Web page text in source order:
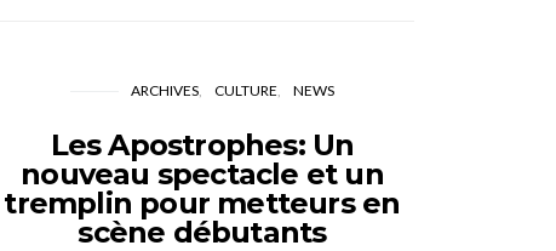
ARCHIVES CULTURE NEWS
Les Apostrophes: Un
nouveau spectacle et un
tremplin pour metteurs en
scène débutants